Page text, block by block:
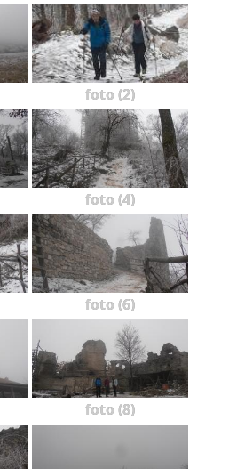
foto (2)
foto (4)
foto (6)
foto (8)